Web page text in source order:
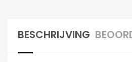
BESCHRIJVING